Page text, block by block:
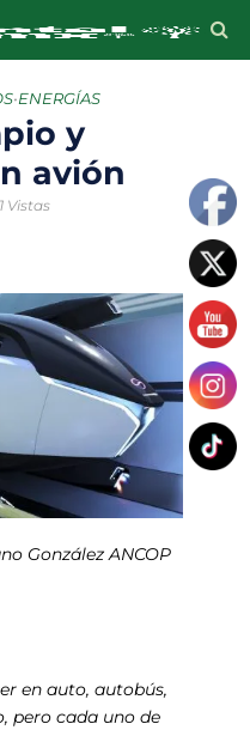
•ENERGÍAS
y
avión
Vistas
González ANCOP
en auto, autobús,
pero cada uno de